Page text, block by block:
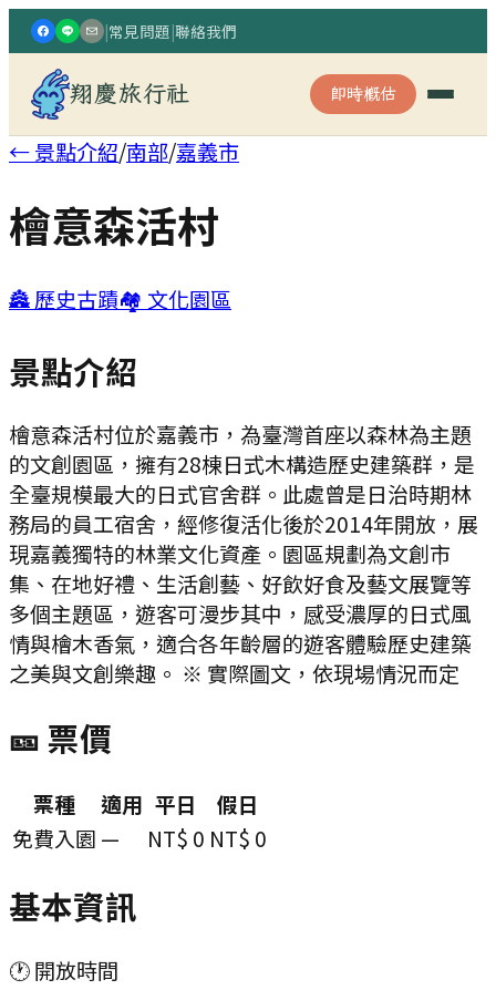
|常見問題|聯絡我們
翔慶旅行社 即時概估
← 景點介紹/南部/嘉義市
檜意森活村
🏯歷史古蹟🏘️ 文化園區
景點介紹
檜意森活村位於嘉義市，為臺灣首座以森林為主題
的文創園區，擁有28棟日式木構造歷史建築群，是
全臺規模最大的日式官舍群。此處曾是日治時期林
務局的員工宿舍，經修復活化後於2014年開放，展
現嘉義獨特的林業文化資產。園區規劃為文創市
集、在地好禮、生活創藝、好飲好食及藝文展覽等
多個主題區，遊客可漫步其中，感受濃厚的日式風
情與檜木香氣，適合各年齡層的遊客體驗歷史建築
之美與文創樂趣。 ※ 實際圖文，依現場情況而定
🎫 票價
票種 適用 平日
假日
免費入園 — NT$ 0 NT$ 0
基本資訊
🕐 開放時間